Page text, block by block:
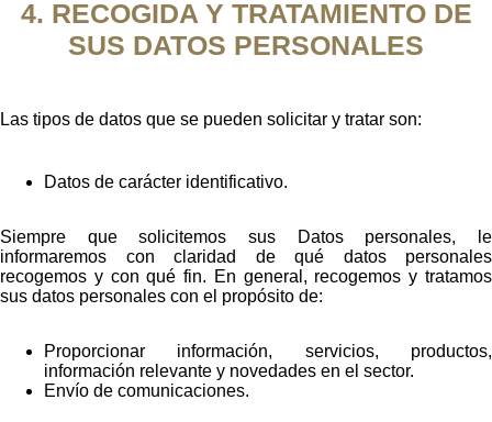
4. RECOGIDA Y TRATAMIENTO DE
SUS DATOS PERSONALES
Las tipos de datos que se pueden solicitar y tratar son:
Datos de carácter identificativo.
Siempre que solicitemos sus Datos personales, le
informaremos con claridad de qué datos personales
recogemos y con qué fin. En general, recogemos y tratamos
sus datos personales con el propósito de:
Proporcionar información, servicios, productos,
información relevante y novedades en el sector.
Envío de comunicaciones.